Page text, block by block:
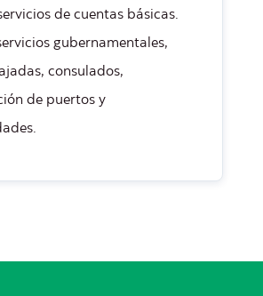
de cuentas básicas.
gubernamentales,
consulados,
de puertos y